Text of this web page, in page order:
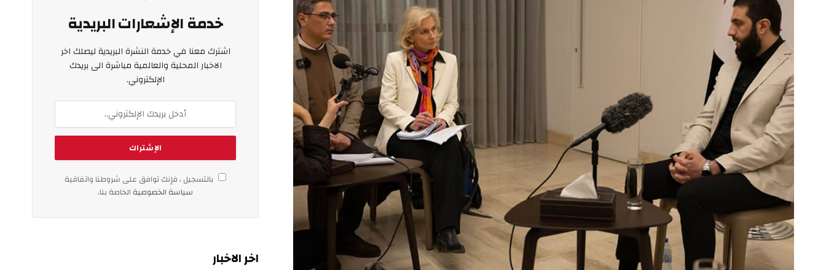
خدمة الإشعارات البريدية
اشترك معنا في خدمة النشرة البريدية ليصلك اخر
الاخبار المحلية والعالمية مباشرة الى بريدك
الإلكتروني.
بالتسجيل ، فإنك توافق على شروطنا واتفاقية
سياسة الخصوصية الخاصة بنا.
اخر الاخبار